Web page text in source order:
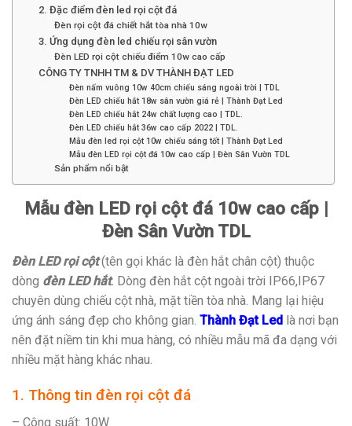
2. Đặc điểm đèn led rọi cột đá
Đèn rọi cột đá chiết hắt tòa nhà 10w
3. Ứng dụng đèn led chiếu rọi sân vườn
Đèn LED rọi cột chiếu điểm 10w cao cấp
CÔNG TY TNHH TM & DV THÀNH ĐẠT LED
Đèn nấm vuông 10w 40cm chiếu sáng ngoài trời | TDL
Đèn LED chiếu hắt 18w sân vườn giá rẻ | Thành Đạt Led
Đèn LED chiếu hắt 24w chất lượng cao | TDL.
Đèn LED chiếu hắt 36w cao cấp 2022 | TDL.
Mẫu đèn led rọi cột 10w chiếu sáng tốt | Thành Đạt Led
Mẫu đèn LED rọi cột đá 10w cao cấp | Đèn Sân Vườn TDL
Sản phẩm nổi bật
Mẫu đèn LED rọi cột đá 10w cao cấp |
Đèn Sân Vườn TDL
Đèn LED rọi cột(tên gọi khác là đèn hắt chân cột) thuộc
dòng đèn LED hắt. Dòng đèn hắt cột ngoài trời IP66,IP67
chuyên dùng chiếu cột nhà, mặt tiền tòa nhà. Mang lại hiệu
ứng ánh sáng đẹp cho không gian. Thành Đạt Led là nơi bạn
nên đặt niềm tin khi mua hàng, có nhiều mẫu mã đa dạng với
nhiều mặt hàng khác nhau.
1. Thông tin đèn rọi cột đá
– Công suất: 10W